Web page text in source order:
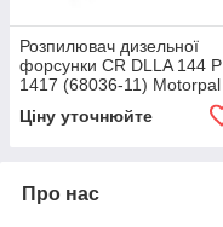
Розпилювач дизельної
форсунки CR DLLA 144 P
1417 (68036-11) Motorpal
Ціну уточнюйте
Про нас